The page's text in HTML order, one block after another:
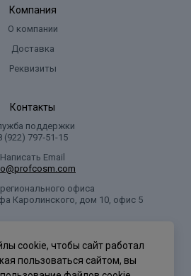
Компания
О компании
Доставка
Реквизиты
Контакты
поддержки
(922) 797‑51-15
Написать Email
офиса
Каролинского, дом 10, офис 5
cookie, чтобы сайт работал
пользоваться сайтом, вы